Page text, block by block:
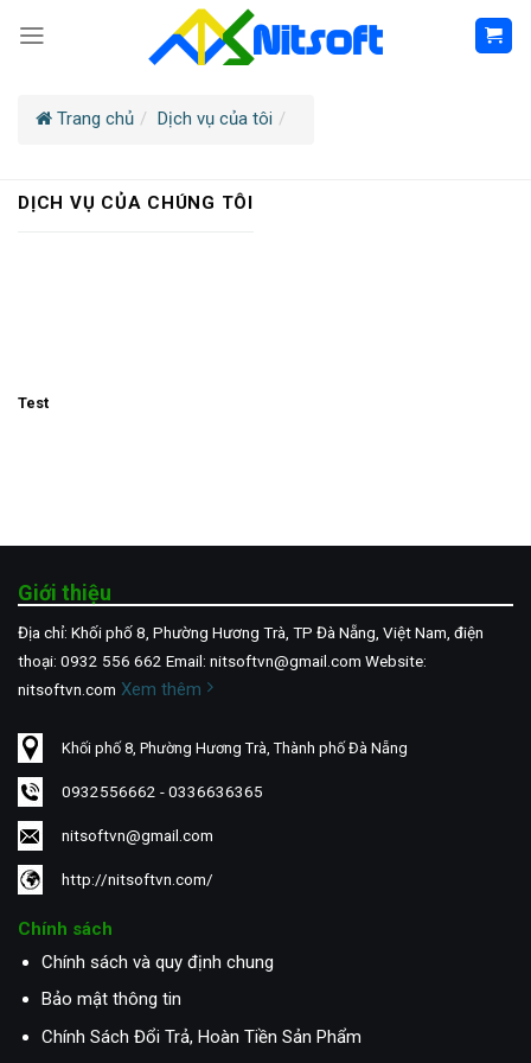
Trang chủ Dịch vụ của tôi
DỊCH VỤ CỦA CHÚNG TÔI
Test
Giới thiệu
Địa chỉ: Khối phố 8, Phường Hương Trà, TP Đà Nẵng, Việt Nam, điện
thoại: 0932 556 662 Email: nitsoftvn@gmail.com Website:
nitsoftvn.com Xem thêm
Khối phố 8, Phường Hương Trà, Thành phố Đà Nẵng
0932556662 - 0336636365
nitsoftvn@gmail.com
http://nitsoftvn.com/
Chính sách
Chính sách và quy định chung
Bảo mật thông tin
Chính Sách Đổi Trả, Hoàn Tiền Sản Phẩm